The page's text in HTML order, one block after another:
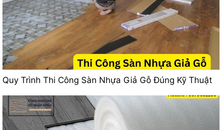
Quy Trình Thi Công Sàn Nhựa Giả Gỗ Đúng Kỹ Thuật